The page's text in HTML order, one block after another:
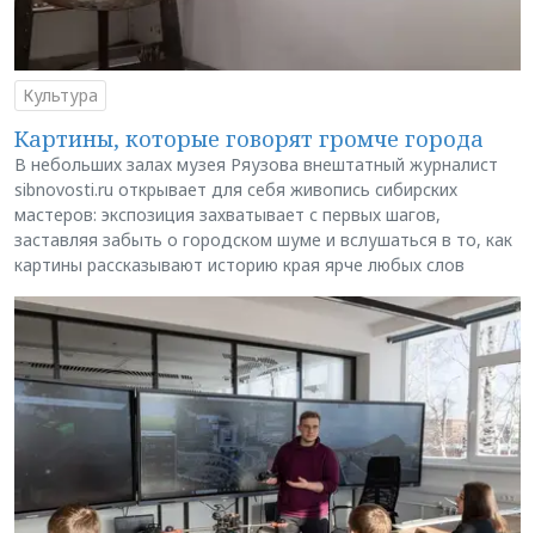
Культура
Картины, которые говорят громче города
В небольших залах музея Ряузова внештатный журналист
sibnovosti.ru открывает для себя живопись сибирских
мастеров: экспозиция захватывает с первых шагов,
заставляя забыть о городском шуме и вслушаться в то, как
картины рассказывают историю края ярче любых слов